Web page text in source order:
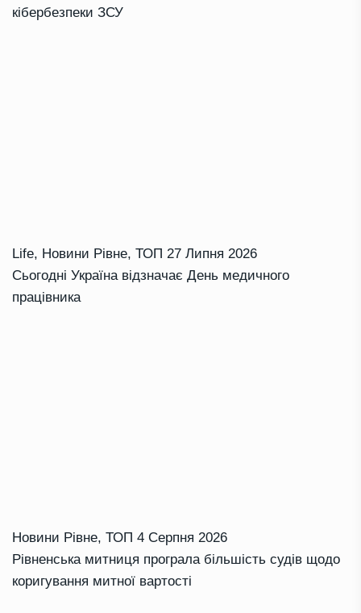
кібербезпеки ЗСУ
Life, Новини Рівне, ТОП 27 Липня 2026
Сьогодні Україна відзначає День медичного
працівника
Новини Рівне, ТОП 4 Серпня 2026
Рівненська митниця програла більшість судів щодо
коригування митної вартості